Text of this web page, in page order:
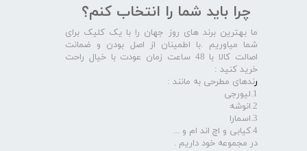
چرا باید شما را انتخاب کنم؟
ما بهترین برند های روز جهان را با یک کلیک برای
شما میاوریم .با اطمینان از اصل بودن و ضمانت
اصالت کالا با 48 ساعت زمان عودت با خیال راحت
خرید کنید :
رندهای مطرحی به مانند :
1.لیورجی
2.انوشه
3.اسمارا
4.کیابی و اچ اند ام و ...
در مجموعه خود داریم .​​​​​​​